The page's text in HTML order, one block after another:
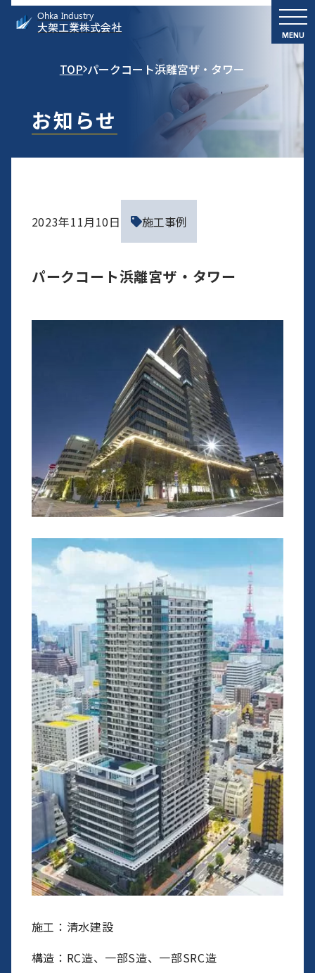
Ohka Industry
大架工業株式会社
TOP パークコート浜離宮ザ・タワー
お知らせ
2023年11月10日 施工事例
パークコート浜離宮ザ・タワー
施工：清水建設
構造：RC造、一部S造、一部SRC造